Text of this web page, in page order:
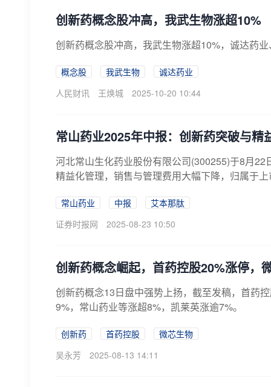
创新药概念股冲高，我武生物涨超10%
创新药概念股冲高，我武生物涨超10%，诚达药
概念股 我武生物
诚达药业
人民财讯
王焕城 2025-10-20 10:44
常山药业2025年中报：创新药突破与
河北常山生化药业股份有限公司(300255)于8月
精益化管理，销售与管理费用大幅下降，归属于
常山药业 中报
艾本那肽
证券时报网
2025-08-23 10:50
创新药概念崛起，首药控股20%涨停，
创新药概念13日盘中强势上扬，截至发稿，首药
9%，常山药业等涨超8%，凯莱英涨逾7%。
创新药 首药控股
微芯生物
吴永芳
2025-08-13 14:11